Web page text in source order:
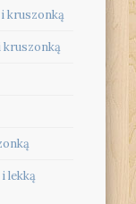
kruszonką
kruszonką
lekką